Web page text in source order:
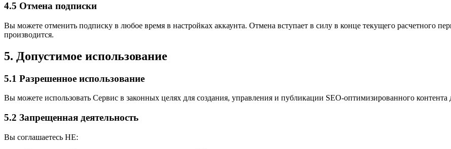
4.5 Отмена подписки
Вы можете отменить подписку в любое время в настройках аккаунта. Отмена вступает в силу в конце текущего расчетного
производится.
5. Допустимое использование
5.1 Разрешенное использование
Вы можете использовать Сервис в законных целях для создания, управления и публикации SEO-оптимизированного контента
5.2 Запрещенная деятельность
Вы соглашаетесь НЕ: